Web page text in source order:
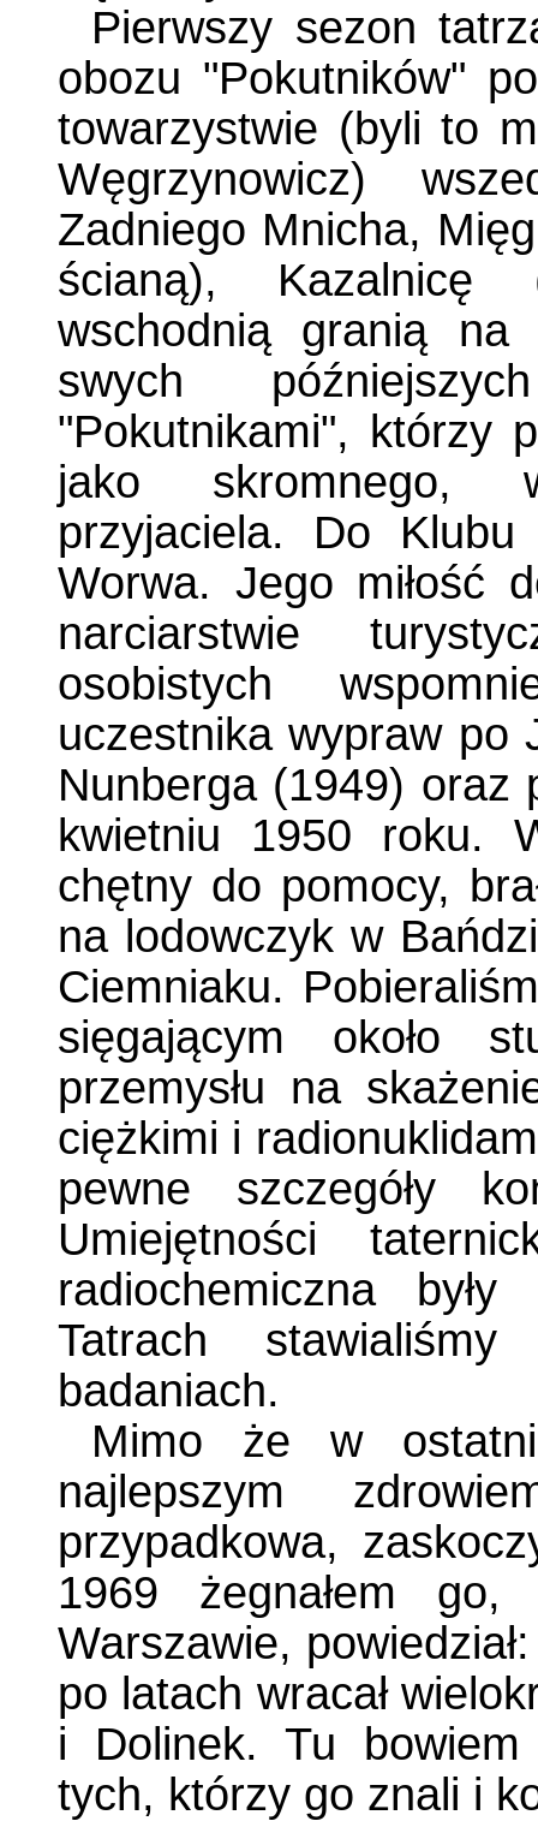
Pierwszy sezon
obozu "Pokutników"
towarzystwie (byli to
Węgrzynowicz)
Zadniego Mnicha,
ścianą), Kazalnicę
wschodnią granią na
swych
"Pokutnikami", którzy
jako skromnego,
przyjaciela. Do
Worwa. Jego miłość
narciarstwie
osobistych
uczestnika wypraw po
Nunberga (1949) oraz
kwietniu 1950 roku.
chętny do pomocy,
na lodowczyk w
Ciemniaku.
sięgającym około
przemysłu na
ciężkimi i
pewne szczegóły
Umiejętności
radiochemiczna
Tatrach
badaniach.
Mimo że w
najlepszym
przypadkowa,
1969 żegnałem
Warszawie,
po latach wracał
i Dolinek. Tu
tych, którzy go znali i